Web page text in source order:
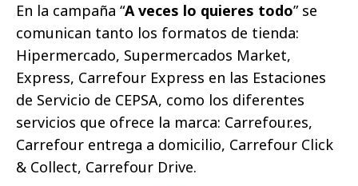
En la campaña “A veces lo quieres todo” se
comunican tanto los formatos de tienda:
Hipermercado, Supermercados Market,
Express, Carrefour Express en las Estaciones
de Servicio de CEPSA, como los diferentes
servicios que ofrece la marca: Carrefour.es,
Carrefour entrega a domicilio, Carrefour Click
& Collect, Carrefour Drive.